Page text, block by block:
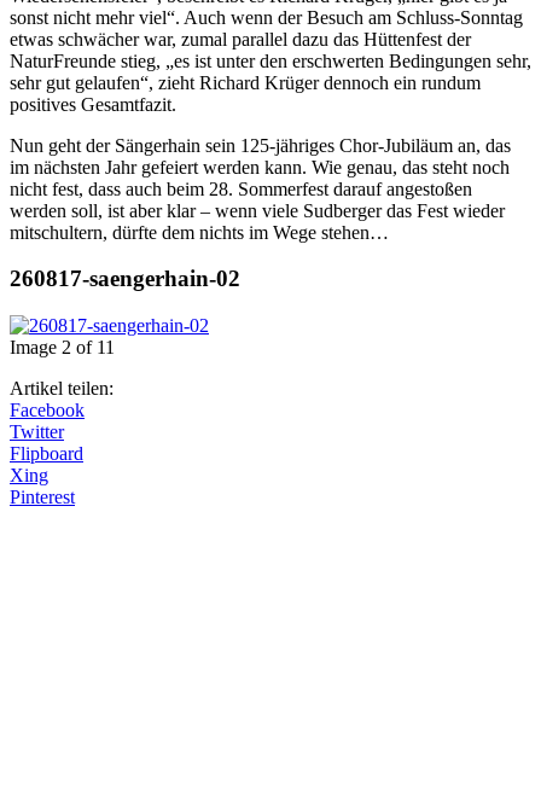
sonst nicht mehr viel“. Auch wenn der Besuch am Schluss-Sonntag
etwas schwächer war, zumal parallel dazu das Hüttenfest der
NaturFreunde stieg, „es ist unter den erschwerten Bedingungen sehr,
sehr gut gelaufen“, zieht Richard Krüger dennoch ein rundum
positives Gesamtfazit.
Nun geht der Sängerhain sein 125-jähriges Chor-Jubiläum an, das
im nächsten Jahr gefeiert werden kann. Wie genau, das steht noch
nicht fest, dass auch beim 28. Sommerfest darauf angestoßen
werden soll, ist aber klar – wenn viele Sudberger das Fest wieder
mitschultern, dürfte dem nichts im Wege stehen…
260817-saengerhain-02
Image 2 of 11
Artikel teilen:
Facebook
Twitter
Flipboard
Xing
Pinterest